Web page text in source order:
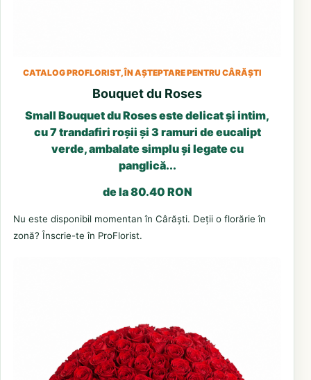
CATALOG PROFLORIST, ÎN AȘTEPTARE PENTRU CÂRĂȘTI
Bouquet du Roses
Small Bouquet du Roses este delicat și intim,
cu 7 trandafiri roșii și 3 ramuri de eucalipt
verde, ambalate simplu și legate cu
panglică...
de la 80.40 RON
Nu este disponibil momentan în Cârăști. Deții o florărie în
zonă? Înscrie-te în ProFlorist.